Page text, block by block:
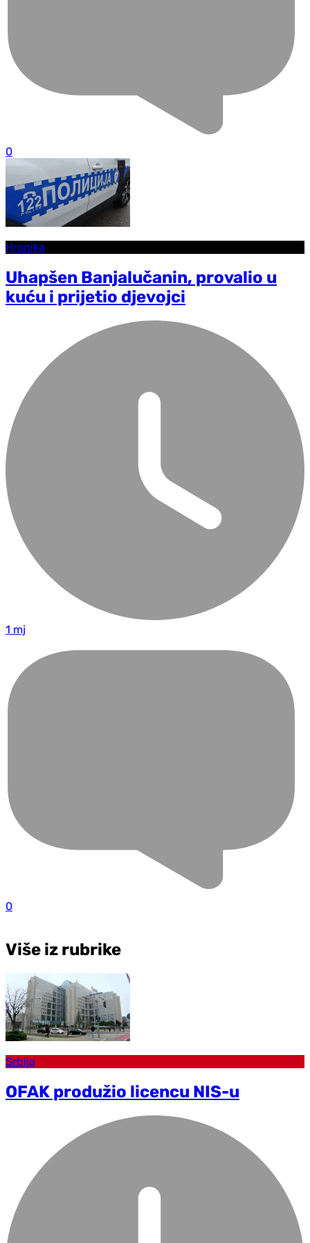
0
Hronika
Uhapšen Banjalučanin, provalio u
kuću i prijetio djevojci
1 mj
0
Više iz rubrike
Srbija
OFAK produžio licencu NIS-u